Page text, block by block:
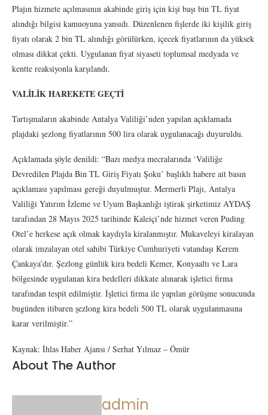
Plajın hizmete açılmasının akabinde giriş için kişi başı bin TL fiyat
alındığı bilgisi kamuoyuna yansıdı. Düzenlenen fişlerde iki kişilik giriş
fiyatı olarak 2 bin TL alındığı görülürken, içecek fiyatlarının da yüksek
olması dikkat çekti. Uygulanan fiyat siyaseti toplumsal medyada ve
kentte reaksiyonla karşılandı.
VALİLİK HAREKETE GEÇTİ
Tartışmaların akabinde Antalya Valiliği’nden yapılan açıklamada
plajdaki şezlong fiyatlarının 500 lira olarak uygulanacağı duyuruldu.
Açıklamada şöyle denildi: “Bazı medya mecralarında ‘Valiliğe
Devredilen Plajda Bin TL Giriş Fiyatı Şoku’ başlıklı habere ait basın
açıklaması yapılması gereği duyulmuştur. Mermerli Plajı, Antalya
Valiliği Yatırım İzleme ve Uyum Başkanlığı iştirak şirketimiz AYDAŞ
tarafından 28 Mayıs 2025 tarihinde Kaleiçi’nde hizmet veren Puding
Otel’e herkese açık olmak kaydıyla kiralanmıştır. Mukaveleyi kiralayan
olarak imzalayan otel sahibi Türkiye Cumhuriyeti vatandaşı Kerem
Çankaya’dır. Şezlong günlük kira bedeli Kemer, Konyaaltı ve Lara
bölgesinde uygulanan kira bedelleri dikkate alınarak işletici firma
tarafından tespit edilmiştir. İşletici firma ile yapılan görüşme sonucunda
bugünden itibaren şezlong kira bedeli 500 TL olarak uygulanmasına
karar verilmiştir.”
Kaynak: İhlas Haber Ajansı / Serhat Yılmaz – Ömür
About The Author
admin